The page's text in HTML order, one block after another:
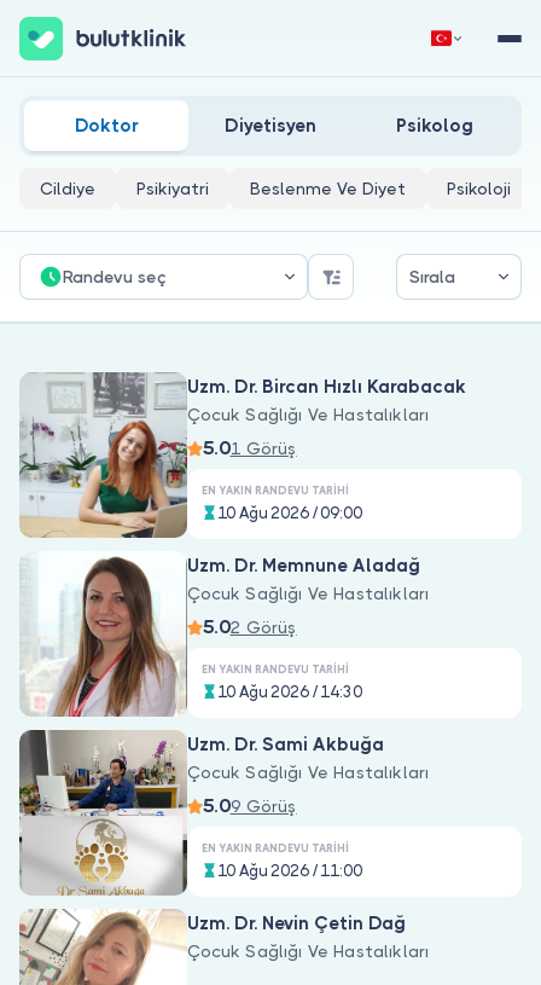
Hastalar için
Doktorlar için
Doktor musunuz?
Hemen Kaydol Giriş Yap
Çocuk Çağında Beslenme Doktorları
Doktor Diyetisyen Psikolog
Cildiye Psikiyatri Beslenme Ve Diyet Psikoloji
Randevu seç Sırala
Uzm. Dr. Bircan Hızlı Karabacak
Çocuk Sağlığı Ve Hastalıkları
5.01 Görüş
EN YAKIN RANDEVU TARIHI
10 Ağu 2026 / 09:00
Uzm. Dr. Memnune Aladağ
Çocuk Sağlığı Ve Hastalıkları
5.02 Görüş
EN YAKIN RANDEVU TARIHI
10 Ağu 2026 / 14:30
Uzm. Dr. Sami Akbuğa
Çocuk Sağlığı Ve Hastalıkları
5.09 Görüş
EN YAKIN RANDEVU TARIHI
10 Ağu 2026 / 11:00
Uzm. Dr. Nevin Çetin Dağ
Çocuk Sağlığı Ve Hastalıkları